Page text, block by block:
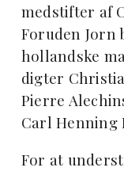
medstifter af
Foruden Jorn
hollandske
digter
Pierre
Carl Henning
For at